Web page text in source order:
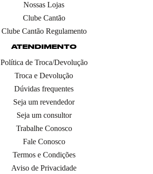
Nossas Lojas
Clube Cantão
Clube Cantão Regulamento
ATENDIMENTO
Política de Troca/Devolução
Troca e Devolução
Dúvidas frequentes
Seja um revendedor
Seja um consultor
Trabalhe Conosco
Fale Conosco
Termos e Condições
Aviso de Privacidade